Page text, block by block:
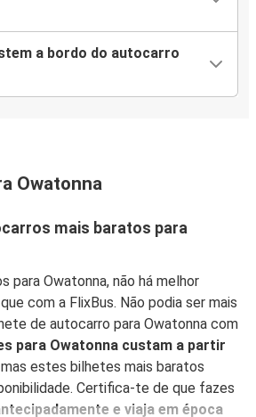
a bordo do autocarro
Owatonna
mais baratos para
para Owatonna, não há melhor
com a FlixBus. Não podia ser mais
de autocarro para Owatonna com
para Owatonna custam a partir
mas estes bilhetes mais baratos
Certifica-te de que fazes
e viaja em época